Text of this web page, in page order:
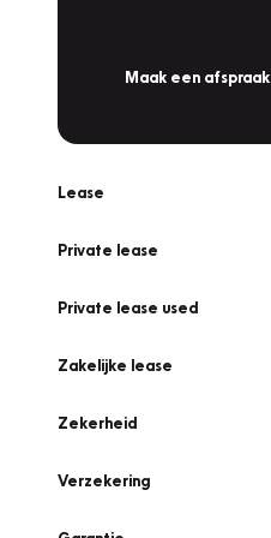
Maak een afspraak
Lease
Private lease
Private lease used
Zakelijke lease
Zekerheid
Verzekering